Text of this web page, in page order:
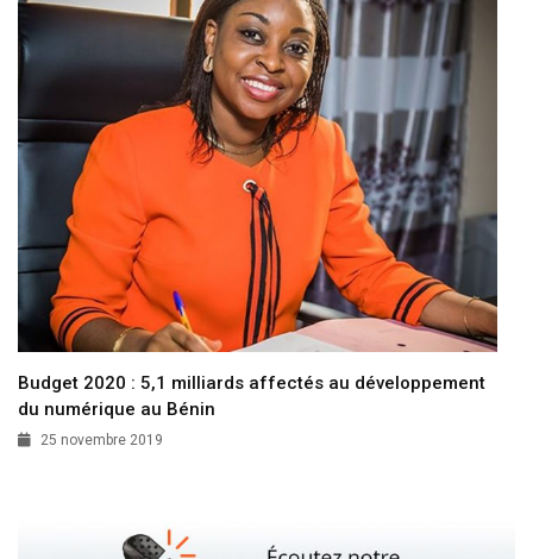
Budget 2020 : 5,1 milliards affectés au développement
du numérique au Bénin
25 novembre 2019